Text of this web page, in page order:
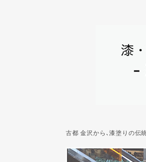
古都 金沢から､漆塗りの伝